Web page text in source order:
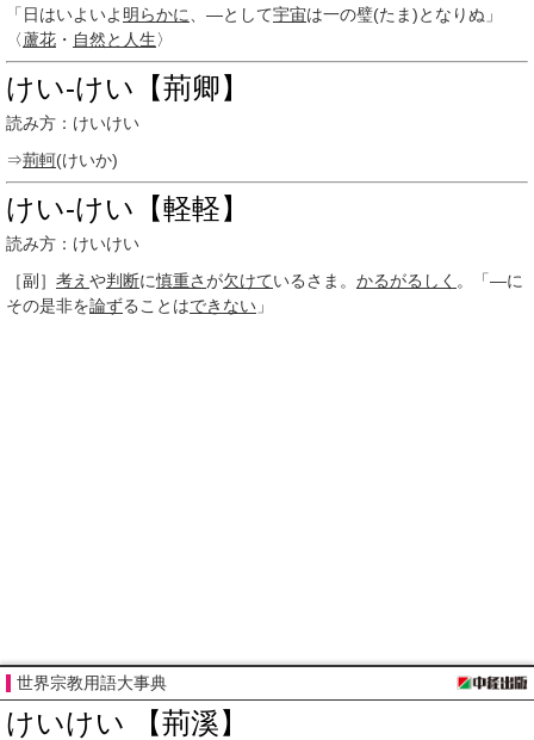
「日はいよいよ 明らかに 、―として宇宙は一の璧(たま)となりぬ」
〈蘆花 ・ 自然と人生〉
けい‐けい【荊卿】
読み方：けいけい
⇒荊軻(けいか)
けい‐けい【軽軽】
読み方：けいけい
［副］ 考え や判断に慎重さが欠けているさま。 かるがるしく 。「―に
その是非を論ずることはできない 」
世界宗教用語大事典
けいけい 【荊溪】